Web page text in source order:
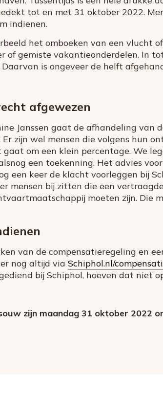
tot en met 31 oktober 2022.
indienen.
het omboeken van een vlucht
of gemiste vakantieonderdelen. In
is ongeveer de helft
afgewezen
Janssen gaat de afhandeling van
zijn wel mensen die volgens hun
gaat om een klein percentage. We
een toekenning. Het advies
een keer de klacht voorleggen bij
mensen bij zitten die een
moeten zijn. Die
van de compensatieregeling en
nog altijd via Schiphol.nl/
bij Schiphol, hoeven dat niet
zijn maandag 31 oktober 2022